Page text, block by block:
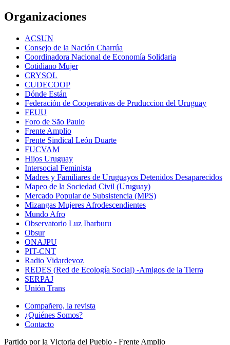
Organizaciones
ACSUN
Consejo de la Nación Charrúa
Coordinadora Nacional de Economía Solidaria
Cotidiano Mujer
CRYSOL
CUDECOOP
Dónde Están
Federación de Cooperativas de Pruduccion del Uruguay
FEUU
Foro de São Paulo
Frente Amplio
Frente Sindical León Duarte
FUCVAM
Hijos Uruguay
Intersocial Feminista
Madres y Familiares de Uruguayos Detenidos Desaparecidos
Mapeo de la Sociedad Civil (Uruguay)
Mercado Popular de Subsistencia (MPS)
Mizangas Mujeres Afrodescendientes
Mundo Afro
Observatorio Luz Ibarburu
Obsur
ONAJPU
PIT-CNT
Radio Vidardevoz
REDES (Red de Ecología Social) -Amigos de la Tierra
SERPAJ
Unión Trans
Compañero, la revista
¿Quiénes Somos?
Contacto
Partido por la Victoria del Pueblo - Frente Amplio